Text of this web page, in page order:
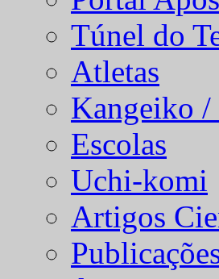
Túnel do
Atletas
Kangeiko /
Escolas
Uchi-komi
Artigos